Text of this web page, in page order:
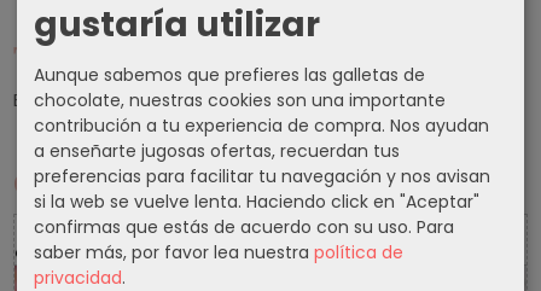
Tu Carrito (0)
El carrito de la compra está vacío
Cupones
5 % Cupon Descuento
gustaría utilizar
Aunque sabemos que prefieres las galletas de
chocolate, nuestras cookies son una importante
contribución a tu experiencia de compra. Nos ayudan
a enseñarte jugosas ofertas, recuerdan tus
preferencias para facilitar tu navegación y nos avisan
si la web se vuelve lenta. Haciendo click en "Aceptar"
confirmas que estás de acuerdo con su uso. Para
saber más, por favor lea nuestra política de
privacidad.